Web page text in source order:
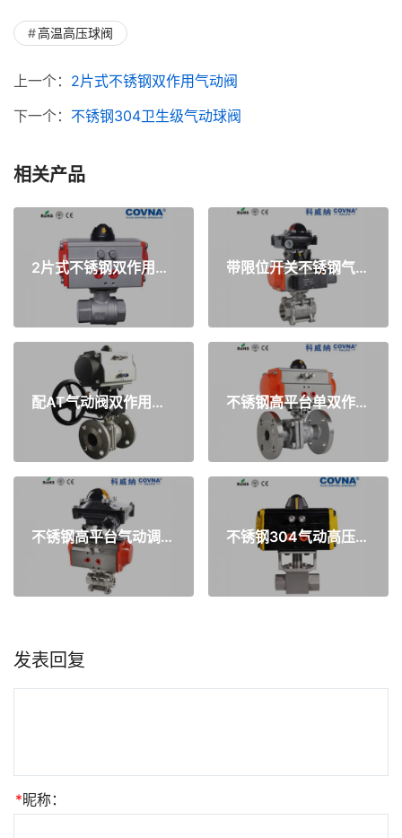
高温高压球阀
上一个： 2片式不锈钢双作用气动阀
下一个： 不锈钢304卫生级气动球阀
相关产品
2片式不锈钢双作用气动阀 带限位开关不锈钢气动调节阀
配AT气动阀双作用执行器 不锈钢高平台单双作气动球阀
不锈钢高平台气动调节阀 不锈钢304气动高压球阀
发表回复
*昵称：